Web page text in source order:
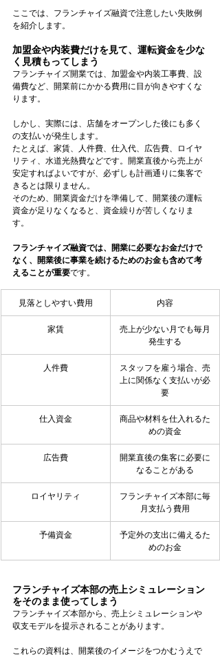
ここでは、フランチャイズ融資で注意したい失敗例
を紹介します。
加盟金や内装費だけを見て、運転資金を少な
く見積もってしまう
フランチャイズ開業では、加盟金や内装工事費、設
備費など、開業前にかかる費用に目が向きやすくな
ります。
しかし、実際には、店舗をオープンした後にも多く
の支払いが発生します。
たとえば、家賃、人件費、仕入代、広告費、ロイヤ
リティ、水道光熱費などです。開業直後から売上が
安定すればよいですが、必ずしも計画通りに集客で
きるとは限りません。
そのため、開業資金だけを準備して、開業後の運転
資金が足りなくなると、資金繰りが苦しくなりま
す。
フランチャイズ融資では、開業に必要なお金だけで
なく、開業後に事業を続けるためのお金も含めて考
えることが重要です。
見落としやすい費用 内容
家賃
売上が少ない月でも毎月
発生する
人件費
スタッフを雇う場合、売
上に関係なく支払いが必
要
仕入資金
商品や材料を仕入れるた
めの資金
広告費
開業直後の集客に必要に
なることがある
ロイヤリティ
フランチャイズ本部に毎
月支払う費用
予備資金
予定外の支出に備えるた
めのお金
フランチャイズ本部の売上シミュレーション
をそのまま使ってしまう
フランチャイズ本部から、売上シミュレーションや
収支モデルを提示されることがあります。
これらの資料は、開業後のイメージをつかむうえで